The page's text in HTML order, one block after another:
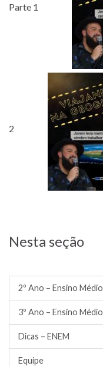
Parte 1
2
Nesta seção
2º Ano – Ensino Médio
3º Ano – Ensino Médio
Dicas – ENEM
Equipe